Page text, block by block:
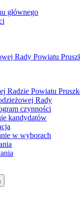
głównego
Radzie Powiatu
Rady
czynności
kandydatów
w wyborach